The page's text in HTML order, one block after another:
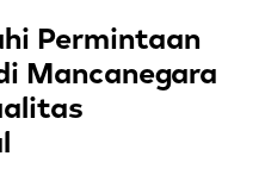
Permintaan
Mancanegara